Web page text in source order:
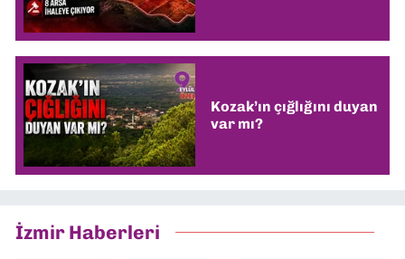
Kozak’ın çığlığını duyan
var mı?
İzmir Haberleri